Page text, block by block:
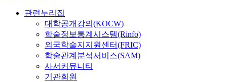
관련누리집
대학공개강의(KOCW)
학술정보통계시스템(Rinfo)
외국학술지지원센터(FRIC)
학술관계분석서비스(SAM)
사서커뮤니티
기관회원